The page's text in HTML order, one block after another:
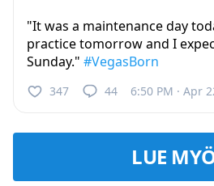
"It was a maintenance day
practice tomorrow and I
Sunday." #VegasBorn
347 44 6:50 PM · Apr
LUE